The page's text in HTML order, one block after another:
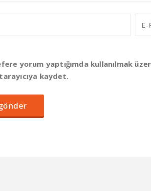
yorum yaptığımda kullanılmak
kaydet.